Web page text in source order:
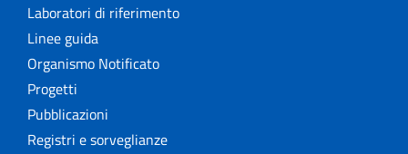
Laboratori di riferimento
Linee guida
Organismo Notificato
Progetti
Pubblicazioni
Registri e sorveglianze